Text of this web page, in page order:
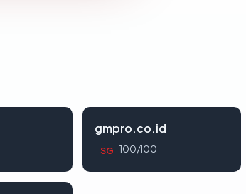
gmpro.co.id
SG 100/100